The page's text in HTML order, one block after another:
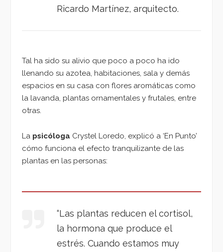
Ricardo Martínez, arquitecto.
Tal ha sido su alivio que poco a poco ha ido
llenando su azotea, habitaciones, sala y demás
espacios en su casa con flores aromáticas como
la lavanda, plantas ornamentales y frutales, entre
otras.
La psicóloga Crystel Loredo, explicó a ‘En Punto’
cómo funciona el efecto tranquilizante de las
plantas en las personas:
“Las plantas reducen el cortisol,
la hormona que produce el
estrés. Cuando estamos muy